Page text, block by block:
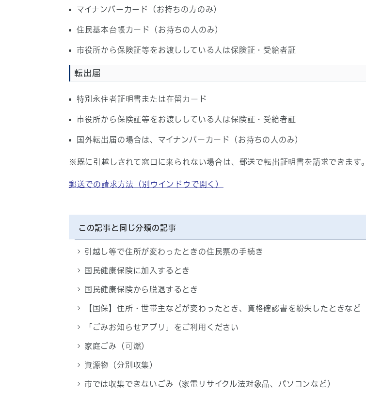
マイナンバーカード（お持ちの方のみ）
住民基本台帳カード（お持ちの人のみ）
市役所から保険証等をお渡ししている人は保険証・受給者証
転出届
特別永住者証明書または在留カード
市役所から保険証等をお渡ししている人は保険証・受給者証
国外転出届の場合は、マイナンバーカード（お持ちの人のみ）
※既に引越しされて窓口に来られない場合は、郵送で転出証明書を請求できます。
郵送での請求方法 （別ウインドウで開く）
この記事と同じ分類の記事
引越し等で住所が変わったときの住民票の手続き
国民健康保険に加入するとき
国民健康保険から脱退するとき
【国保】住所・世帯主などが変わったとき、資格確認書を紛失したときなど
「ごみお知らせアプリ」をご利用ください
家庭ごみ（可燃）
資源物（分別収集）
市では収集できないごみ（家電リサイクル法対象品、パソコンなど）